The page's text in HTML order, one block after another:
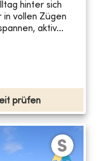
hinter sich
in vollen Zügen
aktiv...
prüfen